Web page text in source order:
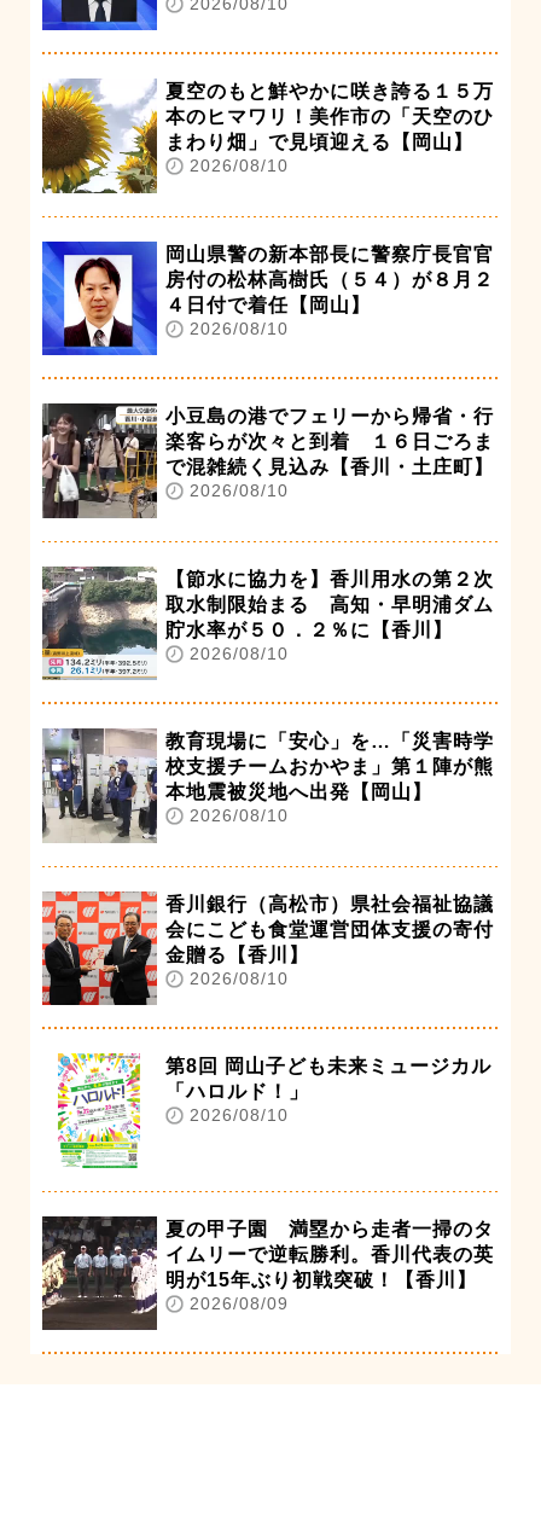
夏空のもと鮮やかに咲き誇る１５万
本のヒマワリ！美作市の「天空のひ
まわり畑」で見頃迎える【岡山】
2026/08/10
岡山県警の新本部長に警察庁長官官
房付の松林高樹氏（５４）が８月２
４日付で着任【岡山】
2026/08/10
小豆島の港でフェリーから帰省・行
楽客らが次々と到着 １６日ごろま
で混雑続く見込み【香川・土庄町】
2026/08/10
【節水に協力を】香川用水の第２次
取水制限始まる 高知・早明浦ダム
貯水率が５０．２％に【香川】
2026/08/10
教育現場に「安心」を…「災害時学
校支援チームおかやま」第１陣が熊
本地震被災地へ出発【岡山】
2026/08/10
香川銀行（高松市）県社会福祉協議
会にこども食堂運営団体支援の寄付
金贈る【香川】
2026/08/10
第8回 岡山子ども未来ミュージカル
「ハロルド！」
2026/08/10
夏の甲子園 満塁から走者一掃のタ
イムリーで逆転勝利。香川代表の英
明が15年ぶり初戦突破！【香川】
2026/08/09